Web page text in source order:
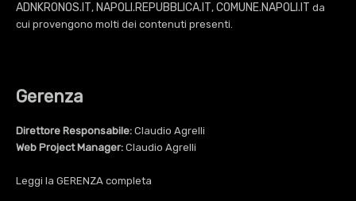
ADNKRONOS.IT, NAPOLI.REPUBBLICA.IT, COMUNE.NAPOLI.IT da
cui provengono molti dei contenuti presenti.
Gerenza
Direttore Responsabile: Claudio Agrelli
Web Project Manager: Claudio Agrelli
Leggi la GERENZA completa